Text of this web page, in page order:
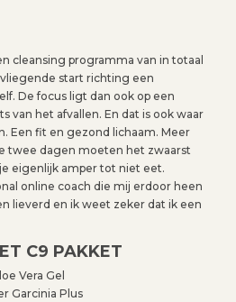
cleansing programma van in totaal
start richting een
De focus ligt dan ook op een
van het afvallen. En dat is ook waar
Een fit en gezond lichaam. Meer
twee dagen moeten het zwaarst
eigenlijk amper tot niet eet.
online coach die mij erdoor heen
lieverd en ik weet zeker dat ik een
C9 PAKKET
Vera Gel
Garcinia Plus